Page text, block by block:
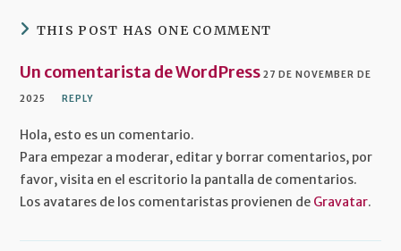
THIS POST HAS ONE COMMENT
Un comentarista de WordPress 27 DE NOVEMBER DE
2025 REPLY
Hola, esto es un comentario.
Para empezar a moderar, editar y borrar comentarios, por
favor, visita en el escritorio la pantalla de comentarios.
Los avatares de los comentaristas provienen de Gravatar.